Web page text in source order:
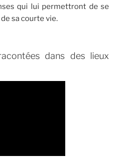
qui lui permettront de se
sa courte vie.
dans des lieux